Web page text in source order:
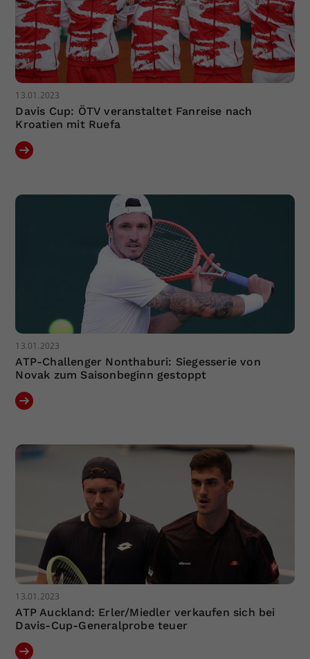
13.01.2023
Davis Cup: ÖTV veranstaltet Fanreise nach
Kroatien mit Ruefa
13.01.2023
ATP-Challenger Nonthaburi: Siegesserie von
Novak zum Saisonbeginn gestoppt
13.01.2023
ATP Auckland: Erler/Miedler verkaufen sich bei
Davis-Cup-Generalprobe teuer